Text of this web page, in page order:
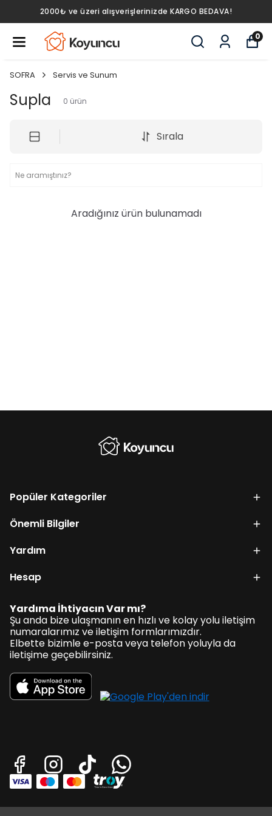
2000₺ ve üzeri alışverişlerinizde KARGO BEDAVA!
0
SOFRA Servis ve Sunum
Supla 0 ürün
Sırala
Aradığınız ürün bulunamadı
Popüler Kategoriler
Önemli Bilgiler
Yardım
Hesap
Yardıma İhtiyacın Var mı?
Şu anda bize ulaşmanın en hızlı ve kolay yolu iletişim
numaralarımız ve iletişim formlarımızdır.
Elbette bizimle e-posta veya telefon yoluyla da
iletişime geçebilirsiniz.